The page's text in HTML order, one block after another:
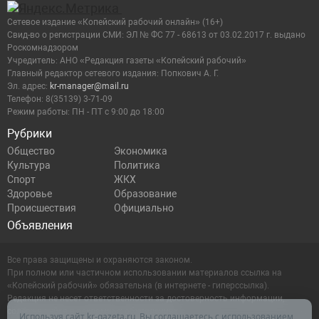
Рубрики
Общество
Экономика
Культура
Политика
Спорт
ЖКХ
Здоровье
Образование
Происшествия
Официально
Объявления
Сетевое издание «Копейский рабочий онлайн» (16+)
Cвид-во о регистрации СМИ: ЭЛ № ФС 77 - 68613 от 03.02.2017 г. выдано
Роскомнадзором
Учредитель: АНО «Редакция газеты «Копейский рабочий»
Главный редактор сетевого издания: Попкович А. Г.
Эл. адрес: kr-manager@mail.ru
Телефон: 8(35139) 3-71-09
Режим работы: ПН - ПТ с 9:00 до 18:00
Все права защищены и охраняются законом.
При полном или частичном использовании материалов ссылка на
«Копейский рабочий» обязательна (в интернете - гиперссылка).
Редакция не несет ответственности за достоверность информации,
содержащейся в рекламных объявлениях.